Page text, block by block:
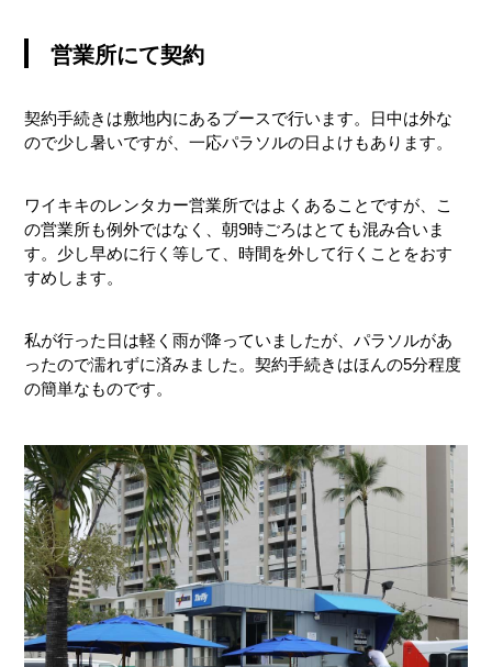
営業所にて契約
契約手続きは敷地内にあるブースで行います。日中は外な
ので少し暑いですが、一応パラソルの日よけもあります。
ワイキキのレンタカー営業所ではよくあることですが、こ
の営業所も例外ではなく、朝9時ごろはとても混み合いま
す。少し早めに行く等して、時間を外して行くことをおす
すめします。
私が行った日は軽く雨が降っていましたが、パラソルがあ
ったので濡れずに済みました。契約手続きはほんの5分程度
の簡単なものです。